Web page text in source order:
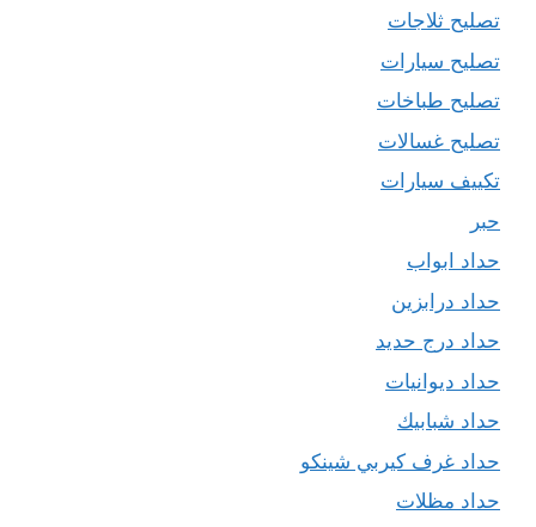
تصليح ثلاجات
تصليح سيارات
تصليح طباخات
تصليح غسالات
تكييف سيارات
حبر
حداد ابواب
حداد درابزين
حداد درج حديد
حداد ديوانيات
حداد شبابيك
حداد غرف كيربي شينكو
حداد مظلات